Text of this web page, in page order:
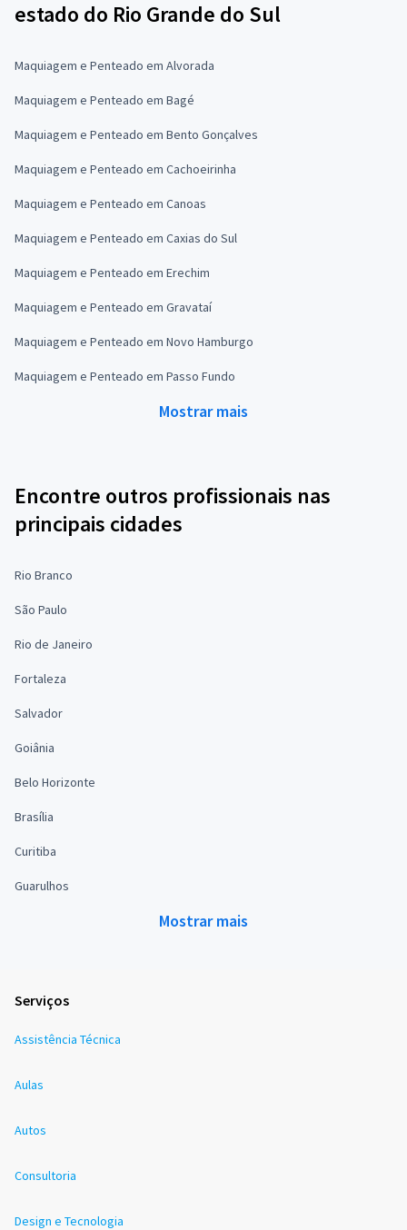
estado do Rio Grande do Sul
Maquiagem e Penteado em Alvorada
Maquiagem e Penteado em Bagé
Maquiagem e Penteado em Bento Gonçalves
Maquiagem e Penteado em Cachoeirinha
Maquiagem e Penteado em Canoas
Maquiagem e Penteado em Caxias do Sul
Maquiagem e Penteado em Erechim
Maquiagem e Penteado em Gravataí
Maquiagem e Penteado em Novo Hamburgo
Maquiagem e Penteado em Passo Fundo
Mostrar mais
Encontre outros profissionais nas
principais cidades
Rio Branco
São Paulo
Rio de Janeiro
Fortaleza
Salvador
Goiânia
Belo Horizonte
Brasília
Curitiba
Guarulhos
Mostrar mais
Serviços
Assistência Técnica
Aulas
Autos
Consultoria
Design e Tecnologia